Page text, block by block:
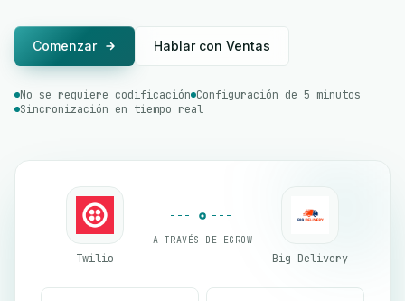
Comenzar Hablar con Ventas
No se requiere codificación Configuración de 5 minutos
Sincronización en tiempo real
Twilio
A TRAVÉS DE EGROW
Big Delivery